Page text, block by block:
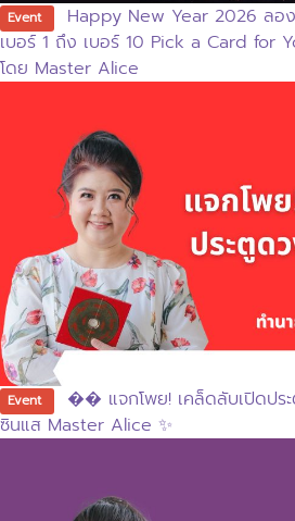
Event
Happy New Year 2026 ลอ
เบอร์ 1 ถึง เบอร์ 10 Pick a Card for
โดย Master Alice
Event
�� แจกโพย! เคล็ดลับเปิดประ
ซินแส Master Alice ✨